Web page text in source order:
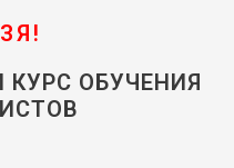
ОБУЧЕНИЯ